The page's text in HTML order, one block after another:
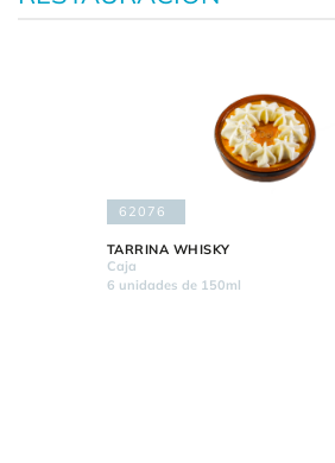
62076
TARRINA WHISKY
Caja
6 unidades de 150ml